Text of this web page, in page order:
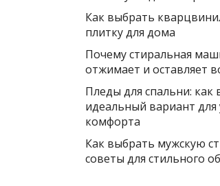
Как выбрать
плитку для дома
Почему стиральная
отжимает и оставляет
Пледы для спальни: как
идеальный вариант для
комфорта
Как выбрать мужскую
советы для стильного